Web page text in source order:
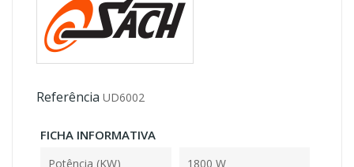
Referência UD6002
FICHA INFORMATIVA
Potência (KW) 1800 W